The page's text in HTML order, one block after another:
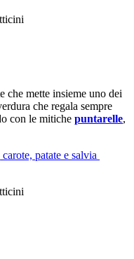
che mette insieme uno dei
che regala sempre
con le mitiche puntarelle,
patate e salvia